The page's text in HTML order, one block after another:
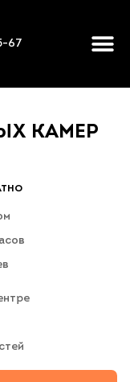
67
КАМЕР